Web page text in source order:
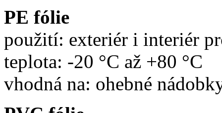
PE fólie
použití: exteriér i interiér
teplota: -20 °C až +80 °C
vhodná na: ohebné